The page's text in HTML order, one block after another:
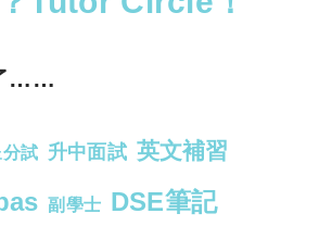
……
分試 升中面試 英文補習
副學士 DSE筆記